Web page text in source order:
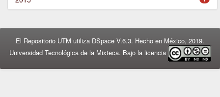
El Repositorio UTM utiliza DSpace V.6.3. Hecho en México, 2019.
Universidad Tecnológica de la Mixteca. Bajo la licencia